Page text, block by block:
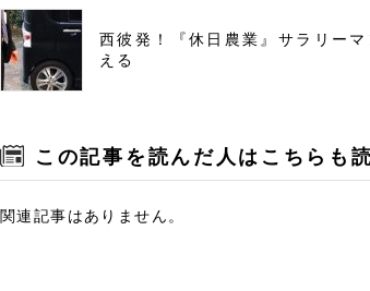
西彼発！『休日農業』サラリー
える
この記事を読んだ人はこちらも
関連記事はありません。